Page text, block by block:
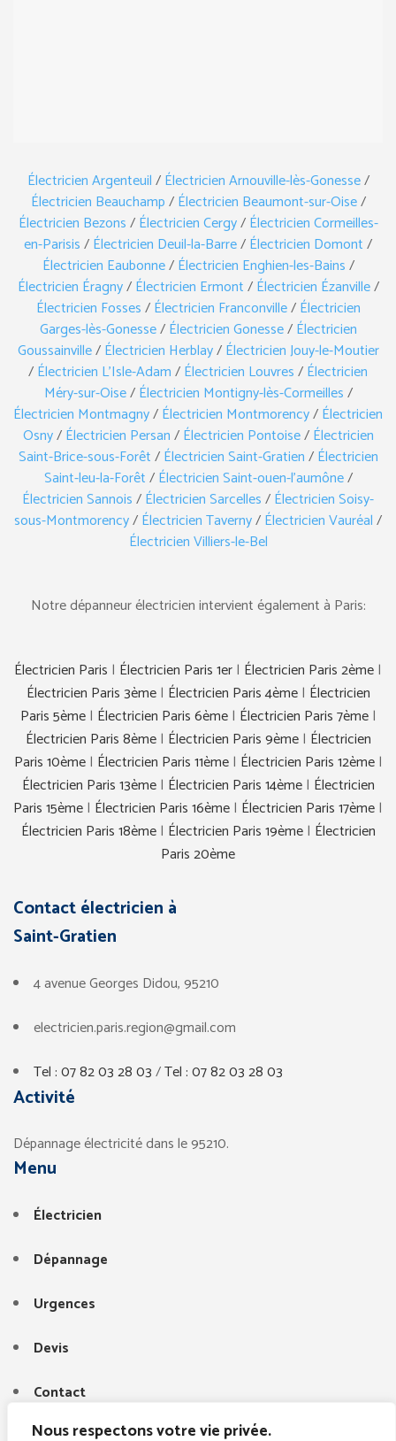
Nous respectons votre vie privée.
Électricien Argenteuil/Électricien Arnouville-lès-Gonesse/
Électricien Beauchamp/Électricien Beaumont-sur-Oise/
Électricien Bezons/Électricien Cergy/Électricien Cormeilles-
en-Parisis/Électricien Deuil-la-Barre/Électricien Domont/
Électricien Eaubonne/Électricien Enghien-les-Bains/
Électricien Éragny/Électricien Ermont/Électricien Ézanville/
Électricien Fosses/Électricien Franconville/Électricien
Garges-lès-Gonesse/Électricien Gonesse/Électricien
Goussainville/Électricien Herblay/Électricien Jouy-le-Moutier
/Électricien L’Isle-Adam/Électricien Louvres/Électricien
Méry-sur-Oise/Électricien Montigny-lès-Cormeilles/
Électricien Montmagny/Électricien Montmorency/Électricien
Osny/Électricien Persan/Électricien Pontoise/Électricien
Saint-Brice-sous-Forêt/Électricien Saint-Gratien/Électricien
Saint-leu-la-Forêt/Électricien Saint-ouen-l’aumône/
Électricien Sannois/Électricien Sarcelles/Électricien Soisy-
sous-Montmorency/Électricien Taverny/Électricien Vauréal/
Électricien Villiers-le-Bel
Notre dépanneur électricien intervient également à Paris:
Électricien Paris | Électricien Paris 1er| Électricien Paris 2ème|
Électricien Paris 3ème| Électricien Paris 4ème| Électricien
Paris 5ème| Électricien Paris 6ème| Électricien Paris 7ème|
Électricien Paris 8ème| Électricien Paris 9ème| Électricien
Paris 10ème| Électricien Paris 11ème| Électricien Paris 12ème|
Électricien Paris 13ème| Électricien Paris 14ème| Électricien
Paris 15ème| Électricien Paris 16ème| Électricien Paris 17ème|
Électricien Paris 18ème| Électricien Paris 19ème| Électricien
Paris 20ème
Contact électricien à
Saint-Gratien
4 avenue Georges Didou, 95210
electricien.paris.region@gmail.com
Tel : 07 82 03 28 03/Tel : 07 82 03 28 03
Activité
Dépannage électricité dans le 95210.
Menu
Électricien
Dépannage
Urgences
Devis
Contact